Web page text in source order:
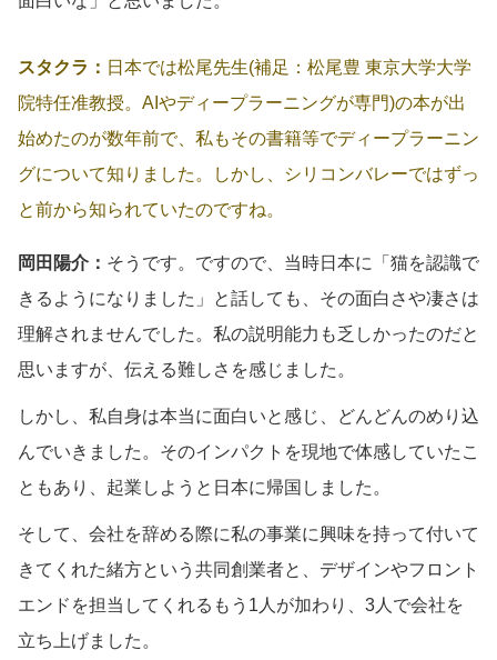
スタクラ： 日本では松尾先生(補足：松尾豊 東京大学大学
院特任准教授。AIやディープラーニングが専門)の本が出
始めたのが数年前で、私もその書籍等でディープラーニン
グについて知りました。しかし、シリコンバレーではずっ
と前から知られていたのですね。
岡田陽介： そうです。ですので、当時日本に「猫を認識で
きるようになりました」と話しても、その面白さや凄さは
理解されませんでした。私の説明能力も乏しかったのだと
思いますが、伝える難しさを感じました。
しかし、私自身は本当に面白いと感じ、どんどんのめり込
んでいきました。そのインパクトを現地で体感していたこ
ともあり、起業しようと日本に帰国しました。
そして、会社を辞める際に私の事業に興味を持って付いて
きてくれた緒方という共同創業者と、デザインやフロント
エンドを担当してくれるもう1人が加わり、3人で会社を
立ち上げました。